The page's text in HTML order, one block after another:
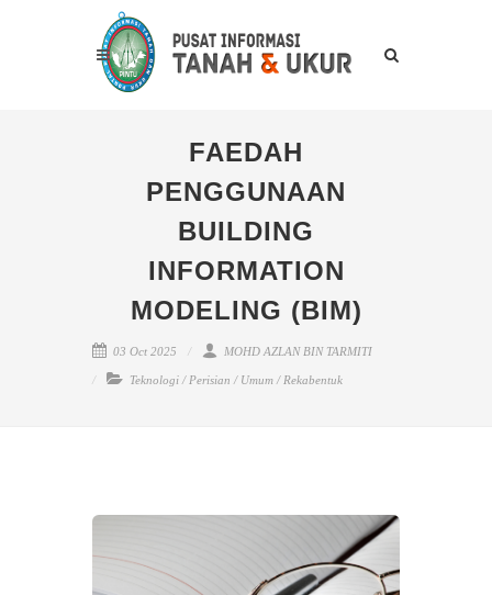
FAEDAH
PENGGUNAAN
BUILDING
INFORMATION
MODELING (BIM)
03 Oct 2025 MOHD AZLAN BIN TARMITI
Teknologi / Perisian / Umum / Rekabentuk